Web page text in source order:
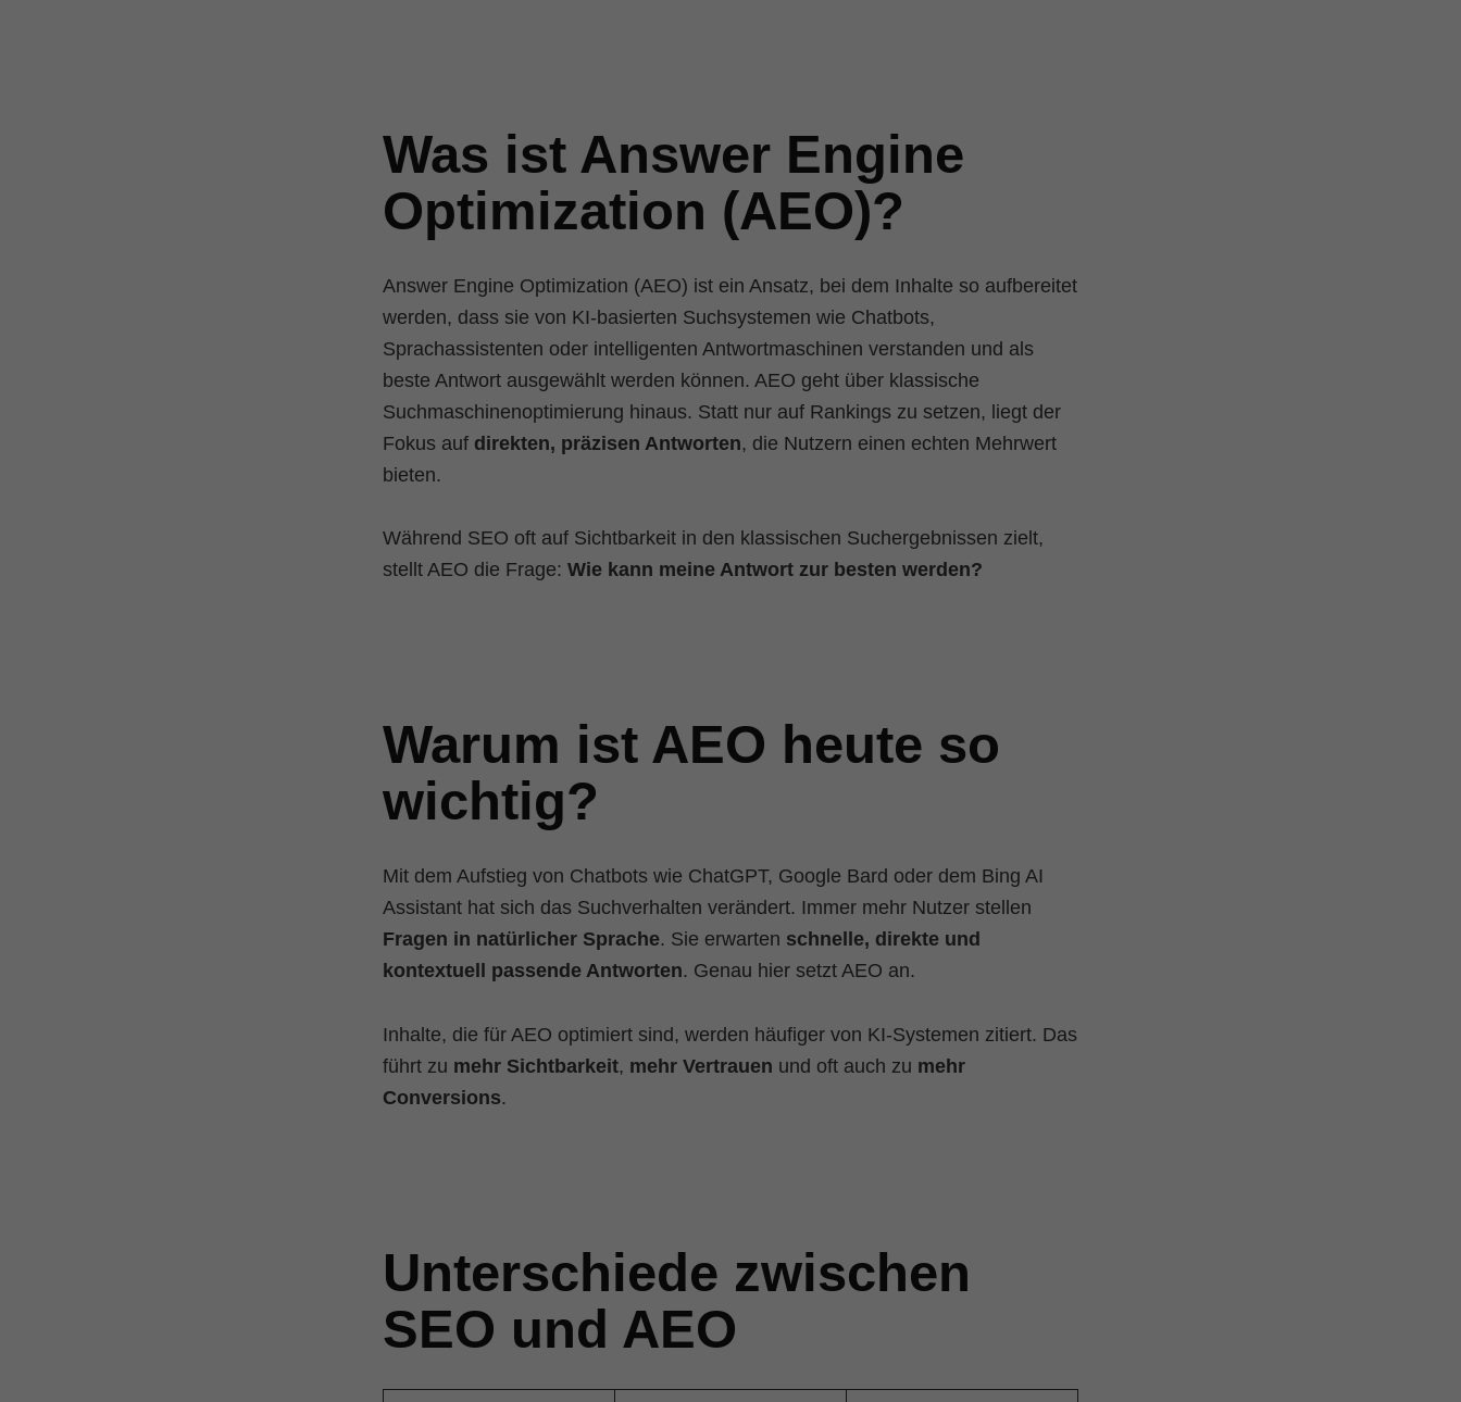
Was ist Answer Engine
Optimization (AEO)?
Answer Engine Optimization (AEO) ist ein Ansatz, bei dem Inhalte so aufbereitet
werden, dass sie von KI-basierten Suchsystemen wie Chatbots,
Sprachassistenten oder intelligenten Antwortmaschinen verstanden und als
beste Antwort ausgewählt werden können. AEO geht über klassische
Suchmaschinenoptimierung hinaus. Statt nur auf Rankings zu setzen, liegt der
Fokus auf direkten, präzisen Antworten, die Nutzern einen echten Mehrwert
bieten.
Während SEO oft auf Sichtbarkeit in den klassischen Suchergebnissen zielt,
stellt AEO die Frage: Wie kann meine Antwort zur besten werden?
Warum ist AEO heute so
wichtig?
Mit dem Aufstieg von Chatbots wie ChatGPT, Google Bard oder dem Bing AI
Assistant hat sich das Suchverhalten verändert. Immer mehr Nutzer stellen
Fragen in natürlicher Sprache. Sie erwarten schnelle, direkte und
kontextuell passende Antworten. Genau hier setzt AEO an.
Inhalte, die für AEO optimiert sind, werden häufiger von KI-Systemen zitiert. Das
führt zu mehr Sichtbarkeit, mehr Vertrauen und oft auch zu mehr
Conversions.
Unterschiede zwischen
SEO und AEO